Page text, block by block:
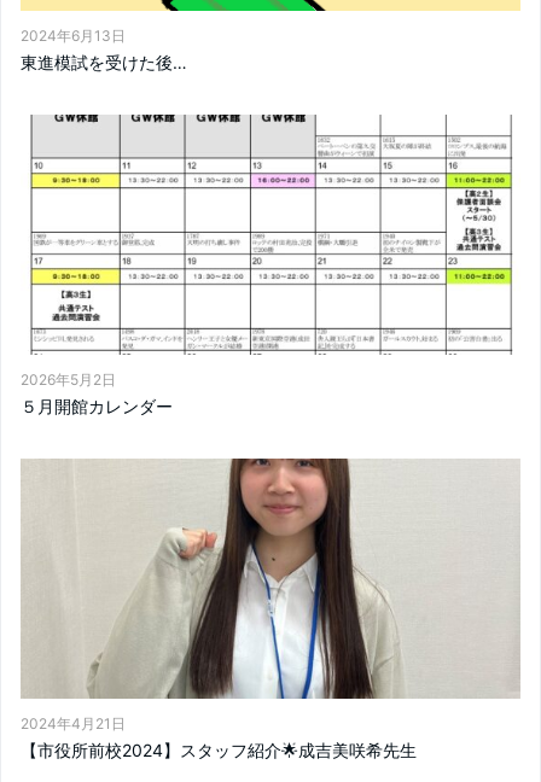
2024年6月13日
東進模試を受けた後…
2026年5月2日
５月開館カレンダー
2024年4月21日
【市役所前校2024】スタッフ紹介🌟成吉美咲希先生